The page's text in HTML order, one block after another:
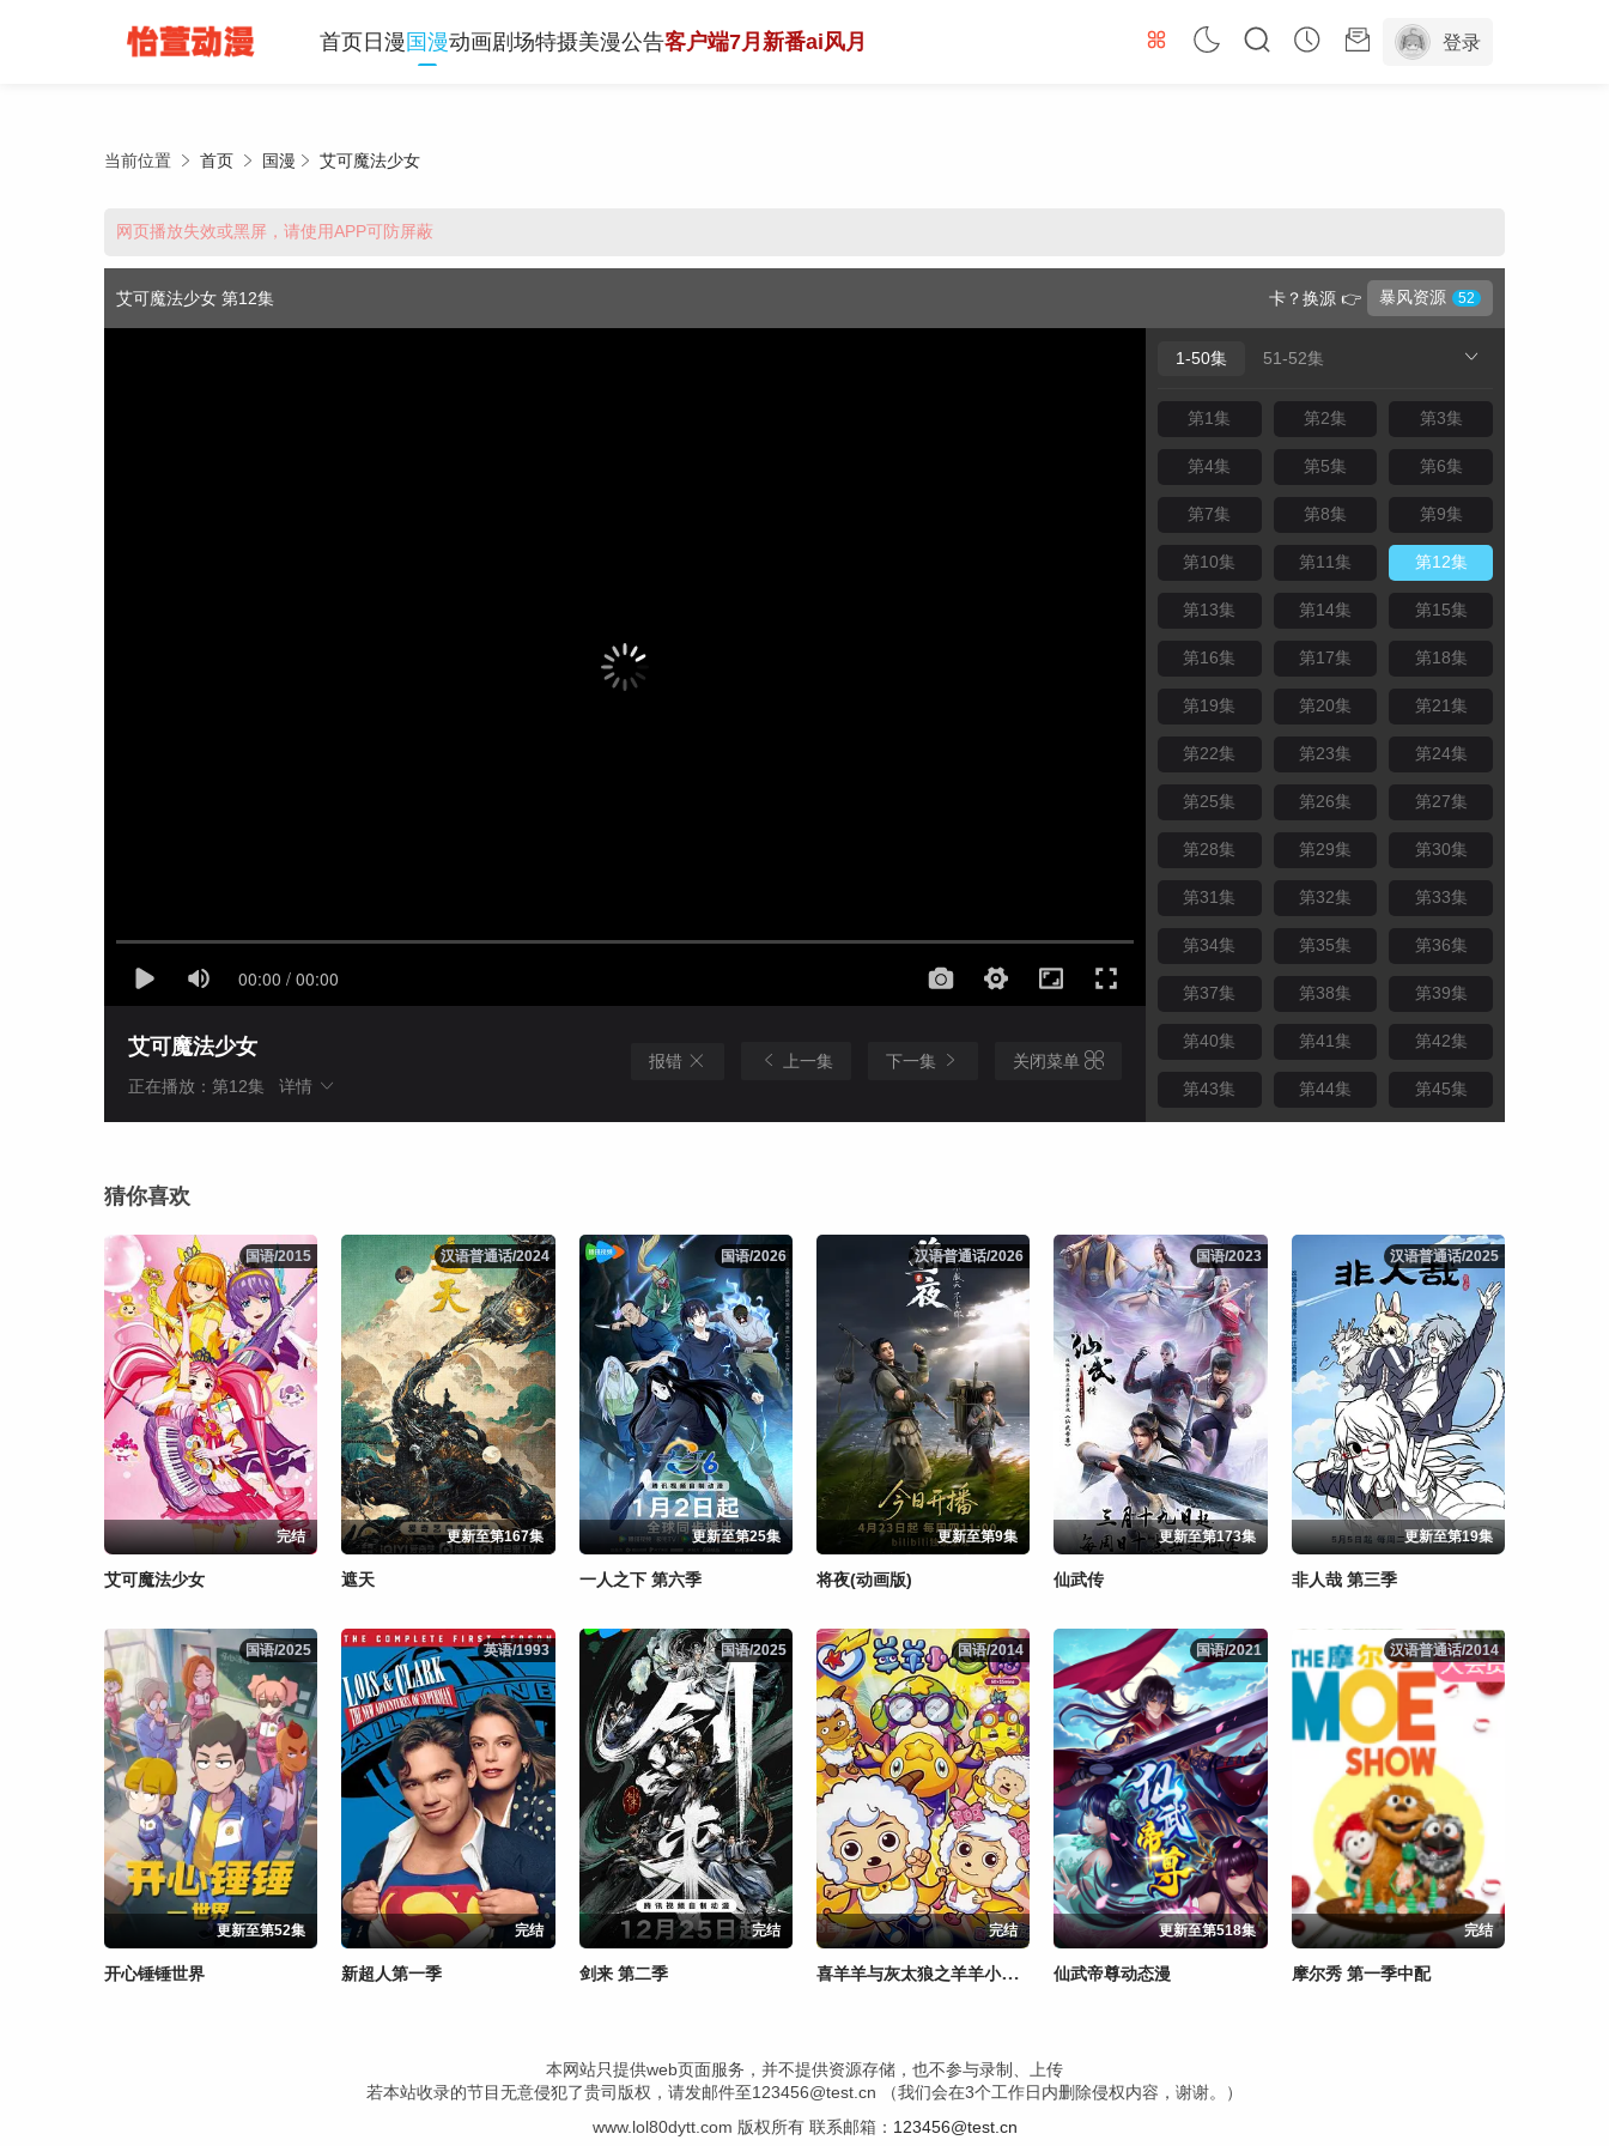
首页日漫 国漫动画剧场特摄美漫公告客户端7月新番ai风月 登录
当前位置 首页 国漫 艾可魔法少女
网页播放失效或黑屏，请使用APP可防屏蔽
艾可魔法少女 第12集 卡？换源 👉 暴风资源
报错 上一集 下一集 关闭菜单
艾可魔法少女
正在播放：第12集 详情
1-50集 51-52集
第1集 第2集 第3集
第4集 第5集 第6集
第7集 第8集 第9集
第10集 第11集 第12集
第13集 第14集 第15集
第16集 第17集 第18集
第19集 第20集 第21集
第22集 第23集 第24集
第25集 第26集 第27集
第28集 第29集 第30集
第31集 第32集 第33集
第34集 第35集 第36集
第37集 第38集 第39集
第40集 第41集 第42集
第43集 第44集 第45集
猜你喜欢
国语/2015
国语/2015
完结
艾可魔法少女
汉语普通话/2024
汉语普通话/2024
更新至第167集
遮天
国语/2026
国语/2026
更新至第25集
一人之下 第六季
汉语普通话/2026
汉语普通话/2026
更新至第9集
将夜(动画版)
国语/2023
国语/2023
更新至第173集
仙武传
汉语普通话/2025
汉语普通话/2025
更新至第19集
非人哉 第三季
国语/2025
国语/2025
更新至第52集
开心锤锤世界
英语/1993
英语/1993
完结
新超人第一季
国语/2025
国语/2025
完结
剑来 第二季
国语/2014
国语/2014
完结
喜羊羊与灰太狼之羊羊小心愿
国语/2021
国语/2021
更新至第518集
仙武帝尊动态漫
汉语普通话/2014
汉语普通话/2014
完结
摩尔秀 第一季中配
本网站只提供web页面服务，并不提供资源存储，也不参与录制、上传
若本站收录的节目无意侵犯了贵司版权，请发邮件至123456@test.cn （我们会在3个工作日内删除侵权内容，谢谢。）
www.lol80dytt.com 版权所有 联系邮箱： 123456@test.cn